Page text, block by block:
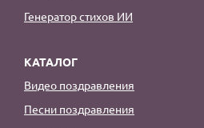
Генератор стихов ИИ
КАТАЛОГ
Видео поздравления
Песни поздравления